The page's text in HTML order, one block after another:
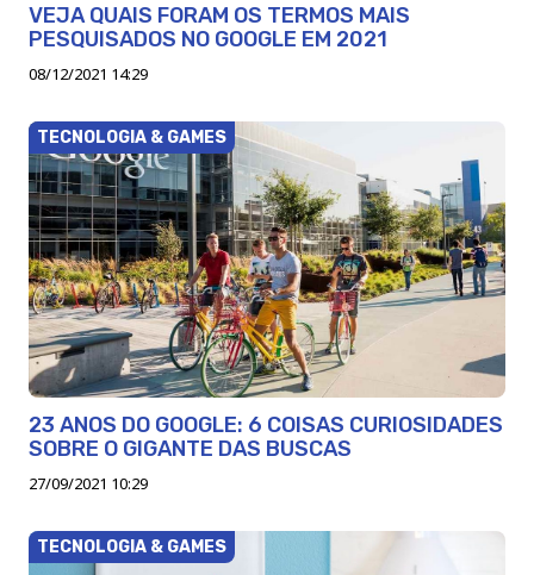
VEJA QUAIS FORAM OS TERMOS MAIS
PESQUISADOS NO GOOGLE EM 2021
08/12/2021 14:29
TECNOLOGIA & GAMES
23 ANOS DO GOOGLE: 6 COISAS CURIOSIDADES
SOBRE O GIGANTE DAS BUSCAS
27/09/2021 10:29
TECNOLOGIA & GAMES